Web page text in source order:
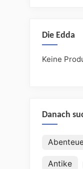
Die Edda
Keine
Danach
Antike